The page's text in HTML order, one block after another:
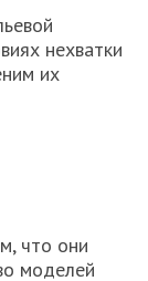
нехватки
их
что они
моделей